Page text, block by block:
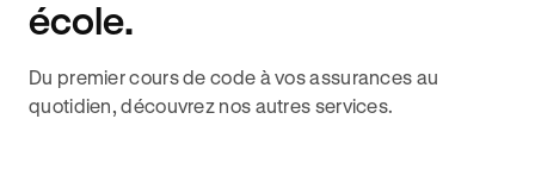
école.
Du premier cours de code à vos assurances au
quotidien, découvrez nos autres services.